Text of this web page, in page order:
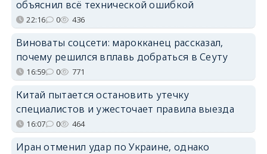
объяснил всё технической ошибкой
22:16 0 436
Виноваты соцсети: марокканец рассказал,
почему решился вплавь добраться в Сеуту
16:59 0 771
Китай пытается остановить утечку
специалистов и ужесточает правила выезда
16:07 0 464
Иран отменил удар по Украине, однако